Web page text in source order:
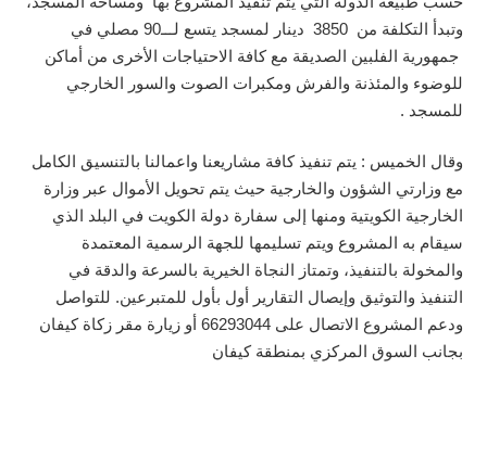
وتبدأ التكلفة من 3850 دينار لمسجد يتسع لـــ90 مصلي في
جمهورية الفلبين الصديقة مع كافة الاحتياجات الأخرى من أماكن
للوضوء والمئذنة والفرش ومكبرات الصوت والسور الخارجي
للمسجد .
وقال الخميس : يتم تنفيذ كافة مشاريعنا واعمالنا بالتنسيق الكامل
مع وزارتي الشؤون والخارجية حيث يتم تحويل الأموال عبر وزارة
الخارجية الكويتية ومنها إلى سفارة دولة الكويت في البلد الذي
سيقام به المشروع ويتم تسليمها للجهة الرسمية المعتمدة
والمخولة بالتنفيذ، وتمتاز النجاة الخيرية بالسرعة والدقة في
التنفيذ والتوثيق وإيصال التقارير أول بأول للمتبرعين. للتواصل
ودعم المشروع الاتصال على 66293044 أو زيارة مقر زكاة كيفان
بجانب السوق المركزي بمنطقة كيفان